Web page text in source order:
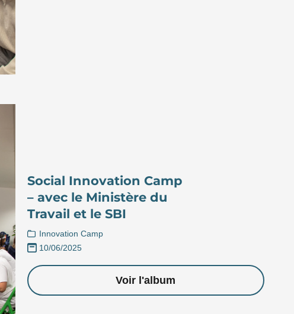
Social Innovation Camp
– avec le Ministère du
Travail et le SBI
Innovation Camp
10/06/2025
Voir l'album